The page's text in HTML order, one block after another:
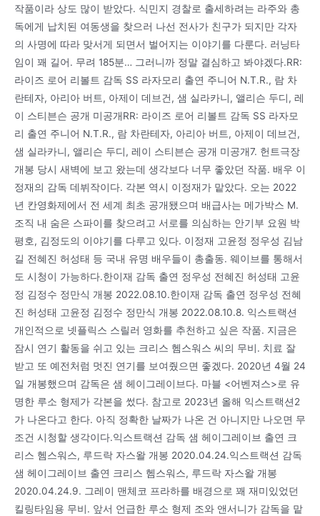
작품이라 상도 많이 받았다. 식민지 경찰로 출세하려는 라주와 총
독에게 납치된 여동생을 찾으러 나선 전사가 친구가 되지만 각자
의 사명에 따라 맞서게 되면서 벌어지는 이야기를 다룬다. 러닝타
임이 꽤 길어. 무려 185분… 그러니까 정말 결심하고 봐야겠다.RR:
라이즈 로어 리볼트 감독 SS 라자모리 출연 주니어 N.T.R., 람 차
란테자, 아리아 버트, 아제이 데브건, 샘 실라카니, 앨리슨 두디, 레
이 스티븐슨 공개 미공개RR: 라이즈 로어 리볼트 감독 SS 라자모
리 출연 주니어 N.T.R., 람 차란테자, 아리아 버트, 아제이 데브건,
샘 실라카니, 앨리슨 두디, 레이 스티븐슨 공개 미공개7. 헌트극장
개봉 당시 새벽에 보고 왔는데 생각보다 너무 좋았던 작품. 배우 이
정재의 감독 데뷔작이다. 각본 역시 이정재가 맡았다. 오는 2022
년 칸영화제에서 전 세계 최초 공개됐으며 배급사는 메가박스 M.
조직 내 숨은 스파이를 찾으려고 서로를 의심하는 안기부 요원 박
평호, 김정도의 이야기를 다루고 있다. 이정재 고윤정 정우성 김남
길 전혜진 허성태 등 국내 유명 배우들이 총출동. 웨이브를 통해서
도 시청이 가능하다.한이재 감독 출연 정우성 전혜진 허성태 고윤
정 김정수 정만식 개봉 2022.08.10.한이재 감독 출연 정우성 전혜
진 허성태 고윤정 김정수 정만식 개봉 2022.08.10.8. 익스트랙션
개인적으로 넷플릭스 스릴러 영화를 추천하고 싶은 작품. 지금은
잠시 연기 활동을 쉬고 있는 크리스 헴스워스 씨의 무비. 치료 잘
받고 또 예전처럼 멋진 연기를 보여줬으면 좋겠다. 2020년 4월 24
일 개봉했으며 감독은 샘 헤이그레이브다. 마블 <어벤져스>로 유
명한 루소 형제가 각본을 썼다. 참고로 2023년 올해 익스트랙션2
가 나온다고 한다. 아직 정확한 날짜가 나온 건 아니지만 나오면 무
조건 시청할 생각이다.익스트랙션 감독 샘 헤이그레이브 출연 크
리스 헴스워스, 루드락 자스왈 개봉 2020.04.24.익스트랙션 감독
샘 헤이그레이브 출연 크리스 헴스워스, 루드락 자스왈 개봉
2020.04.24.9. 그레이 맨체코 프라하를 배경으로 꽤 재미있었던
킬링타임용 무비. 앞서 언급한 루소 형제 조와 앤서니가 감독을 맡